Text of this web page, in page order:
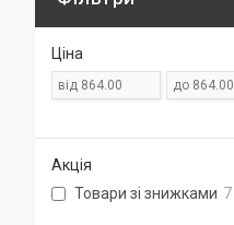
Ціна
Акція
Товари зі знижками 7